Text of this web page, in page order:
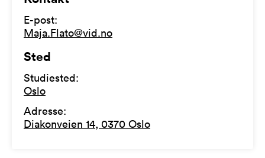
E-post:
Maja.Flato@vid.no
Sted
Studiested:
Oslo
Adresse:
Diakonveien 14, 0370 Oslo